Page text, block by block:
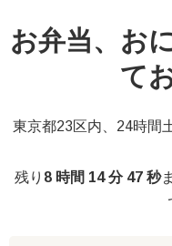
お弁当、お
て
東京都23区内、24時間
残り 8 時間 14 分 46 秒